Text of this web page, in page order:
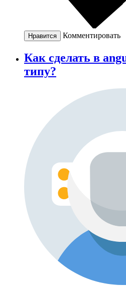
Нравится Комментировать
Как сделать в
типу?